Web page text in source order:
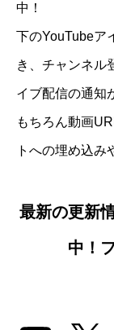
中！
下のYouTubeア
き、チャンネル
イブ配信の通知
もちろん動画
トへの埋め込み
最新の更新
中！